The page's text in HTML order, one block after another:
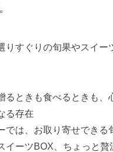
。
りすぐりの旬果やスイー
るときも食べるときも、
る存在
では、お取り寄せできる
イーツBOX、ちょっと贅